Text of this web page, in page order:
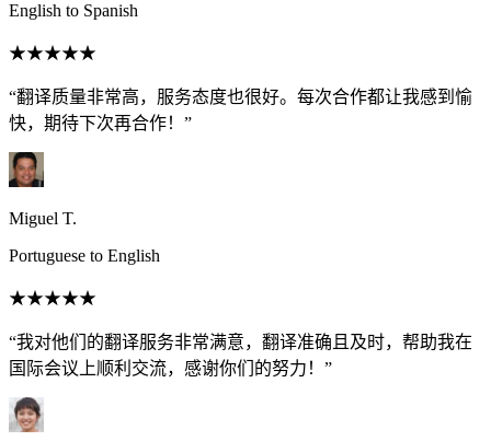
English to Spanish
★★★★★
“翻译质量非常高，服务态度也很好。每次合作都让我感到愉
快，期待下次再合作！”
Miguel T.
Portuguese to English
★★★★★
“我对他们的翻译服务非常满意，翻译准确且及时，帮助我在
国际会议上顺利交流，感谢你们的努力！”